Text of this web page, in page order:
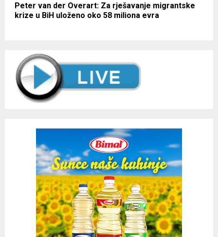
Peter van der Overart: Za rješavanje migrantske
krize u BiH uloženo oko 58 miliona evra